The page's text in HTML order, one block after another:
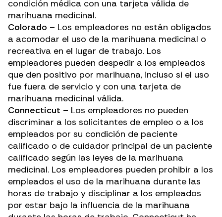
condición médica con una tarjeta válida de
marihuana medicinal.
Colorado – Los empleadores no están obligados
a acomodar el uso de la marihuana medicinal o
recreativa en el lugar de trabajo. Los
empleadores pueden despedir a los empleados
que den positivo por marihuana, incluso si el uso
fue fuera de servicio y con una tarjeta de
marihuana medicinal válida.
Connecticut – Los empleadores no pueden
discriminar a los solicitantes de empleo o a los
empleados por su condición de paciente
calificado o de cuidador principal de un paciente
calificado según las leyes de la marihuana
medicinal. Los empleadores pueden prohibir a los
empleados el uso de la marihuana durante las
horas de trabajo y disciplinar a los empleados
por estar bajo la influencia de la marihuana